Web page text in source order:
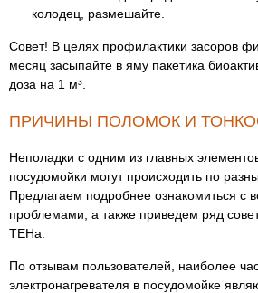
колодец, размешайте.
Совет! В целях профилактики засоров
месяц засыпайте в яму пакетика
доза на 1 м³.
ПРИЧИНЫ ПОЛОМОК И
Неполадки с одним из главных
посудомойки могут происходить по
Предлагаем подробнее ознакомиться с
проблемами, а также приведем ряд
ТЕНа.
По отзывам пользователей, наиболее
электронагревателя в посудомойке